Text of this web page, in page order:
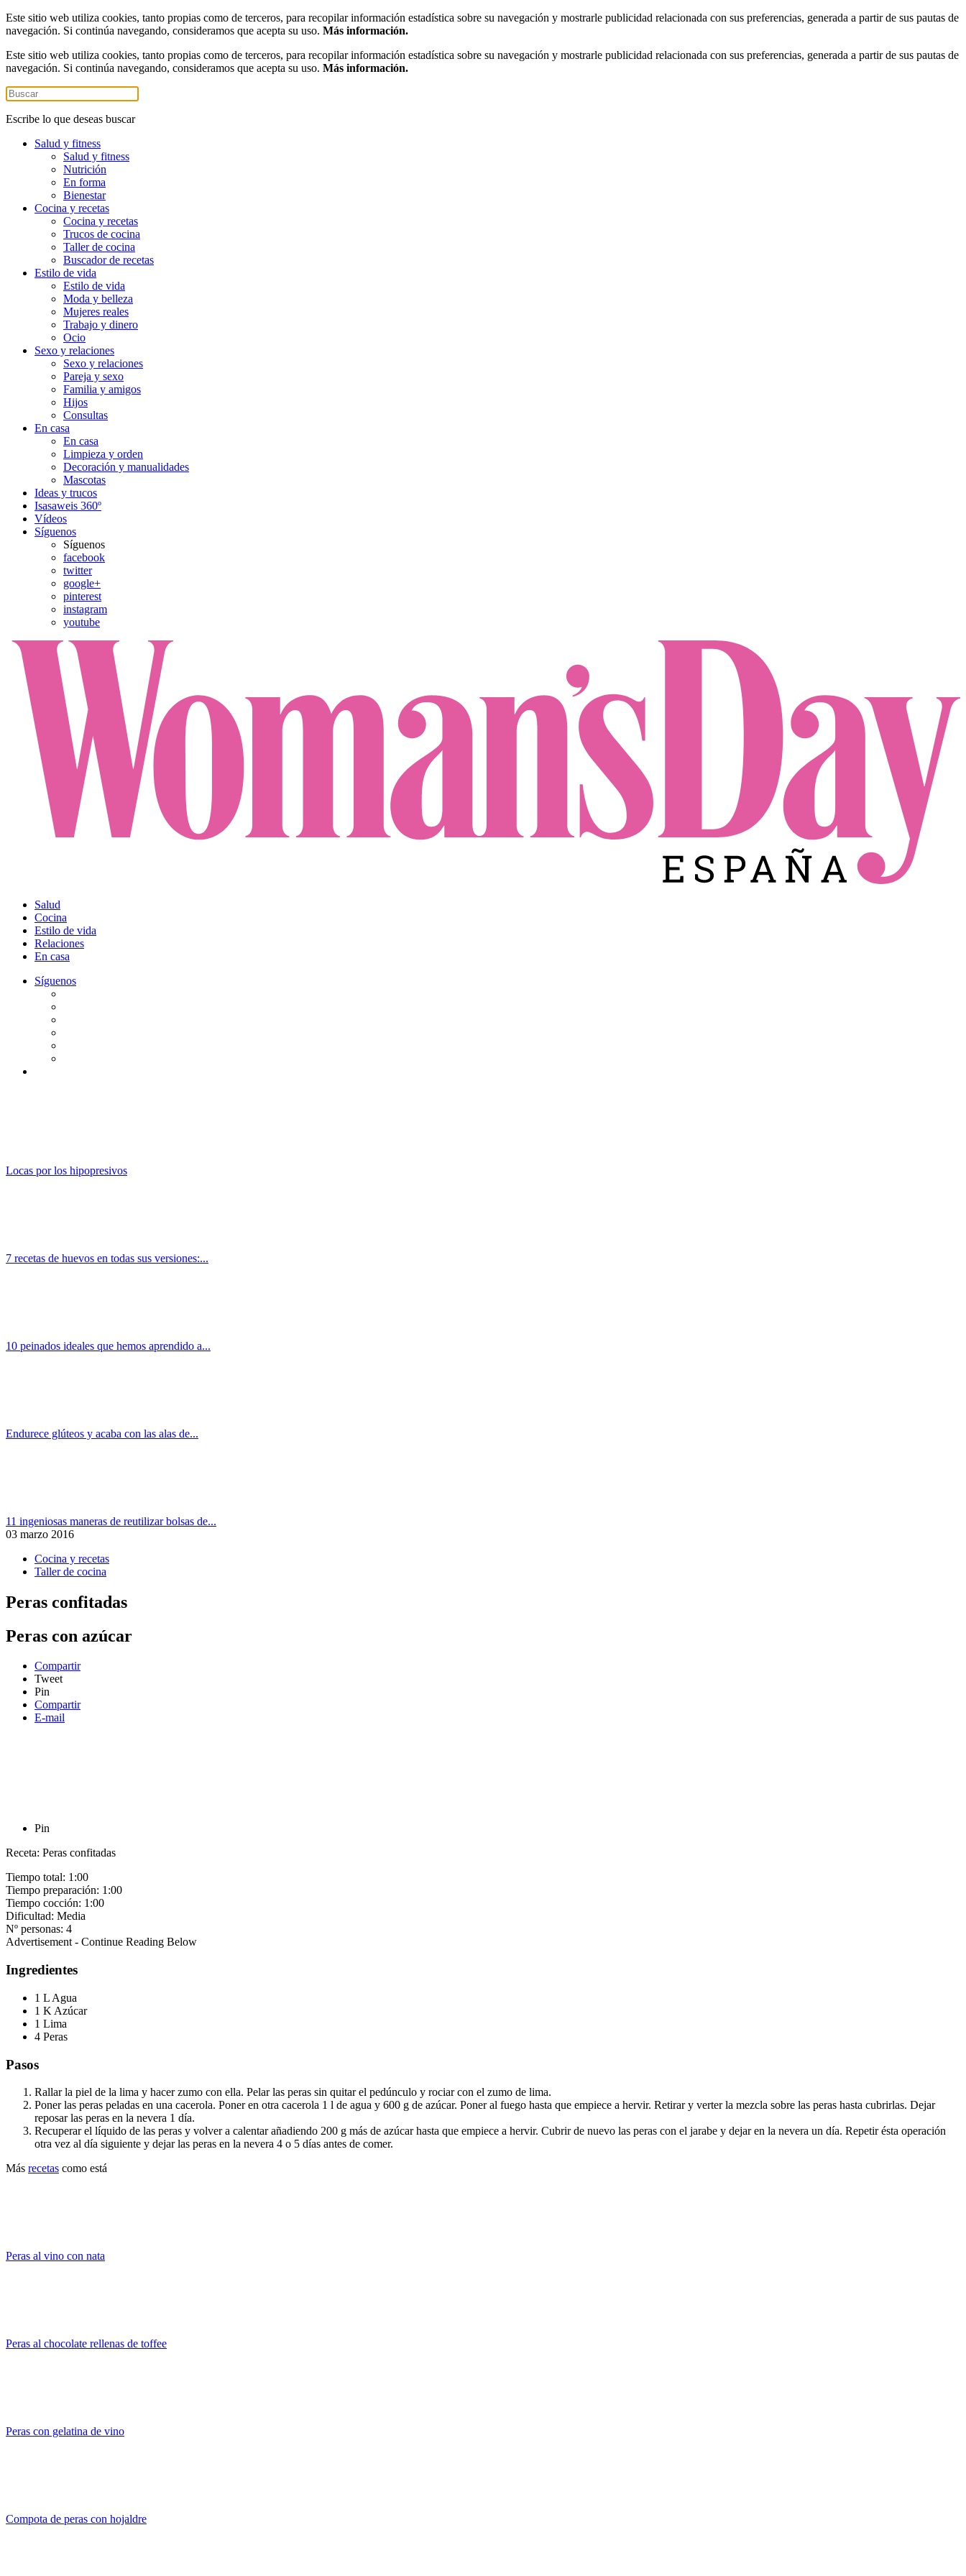
Este sitio web utiliza cookies, tanto propias como de terceros, para recopilar información estadística sobre su navegación y mostrarle publicidad relacionada con sus preferencias, generada a partir de sus pautas de
navegación. Si continúa navegando, consideramos que acepta su uso. Más información.
Este sitio web utiliza cookies, tanto propias como de terceros, para recopilar información estadística sobre su navegación y mostrarle publicidad relacionada con sus preferencias, generada a partir de sus pautas de
navegación. Si continúa navegando, consideramos que acepta su uso. Más información.
Escribe lo que deseas buscar
Salud y fitness
Salud y fitness
Nutrición
En forma
Bienestar
Cocina y recetas
Cocina y recetas
Trucos de cocina
Taller de cocina
Buscador de recetas
Estilo de vida
Estilo de vida
Moda y belleza
Mujeres reales
Trabajo y dinero
Ocio
Sexo y relaciones
Sexo y relaciones
Pareja y sexo
Familia y amigos
Hijos
Consultas
En casa
En casa
Limpieza y orden
Decoración y manualidades
Mascotas
Ideas y trucos
Isasaweis 360º
Vídeos
Síguenos
Síguenos
facebook
twitter
google+
pinterest
instagram
youtube
Salud
Cocina
Estilo de vida
Relaciones
En casa
Síguenos
Locas por los hipopresivos
7 recetas de huevos en todas sus versiones:...
10 peinados ideales que hemos aprendido a...
Endurece glúteos y acaba con las alas de...
11 ingeniosas maneras de reutilizar bolsas de...
03 marzo 2016
Cocina y recetas
Taller de cocina
Peras confitadas
Peras con azúcar
Compartir
Tweet
Pin
Compartir
E-mail
Pin
Receta: Peras confitadas
Tiempo total: 1:00
Tiempo preparación: 1:00
Tiempo cocción: 1:00
Dificultad: Media
Nº personas: 4
Advertisement - Continue Reading Below
Ingredientes
1 L Agua
1 K Azúcar
1 Lima
4 Peras
Pasos
Rallar la piel de la lima y hacer zumo con ella. Pelar las peras sin quitar el pedúnculo y rociar con el zumo de lima.
Poner las peras peladas en una cacerola. Poner en otra cacerola 1 l de agua y 600 g de azúcar. Poner al fuego hasta que empiece a hervir. Retirar y verter la mezcla sobre las peras hasta cubrirlas. Dejar
reposar las peras en la nevera 1 día.
Recuperar el líquido de las peras y volver a calentar añadiendo 200 g más de azúcar hasta que empiece a hervir. Cubrir de nuevo las peras con el jarabe y dejar en la nevera un día. Repetir ésta operación
otra vez al día siguiente y dejar las peras en la nevera 4 o 5 días antes de comer.
Más recetas como está
Peras al vino con nata
Peras al chocolate rellenas de toffee
Peras con gelatina de vino
Compota de peras con hojaldre